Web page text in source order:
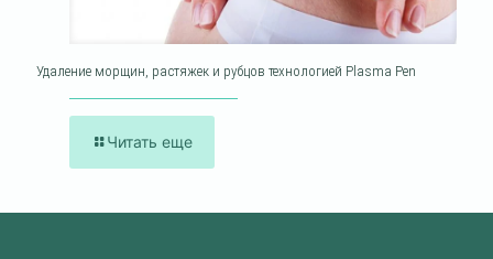
Удаление морщин, растяжек и рубцов технологией Plasma Pen
Читать еще